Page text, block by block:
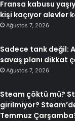
Fransa kabusu
kişi kaçıyor alevler
Ağustos 7, 2026
Sadece tank değil:
savaş planı dikkat
Ağustos 7, 2026
Steam çöktü mü?
girilmiyor?
Temmuz